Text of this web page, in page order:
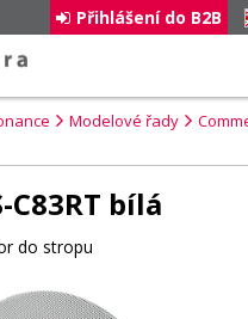
Přihlášení do B2B
Modelové řady
C83RT bílá
do stropu